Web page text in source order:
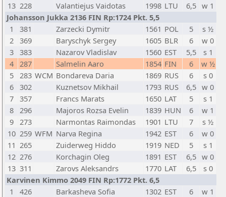
13 228 Valantiejus Vaidotas 1998 LTU 6,5 w 1
Johansson Jukka 2136 FIN Rp:1724 Pkt. 5,5
1
381 Zarzecki Dymitr 1561 POL 5
s ½
2 369 Baryschyk Sergey 1605 BLR 6
w 0
3 383 Nazarov Vladislav 1560 EST 5,5
s 1
4 287 Salmelin Aaro 1854 FIN 6
w ½
5 283 WCM Bondareva Daria 1869 RUS 6
s 0
6 302 Kuznetsov Mikhail 1793 RUS 6,5 w 0
7 357 Francs Marats 1650 LAT 5
s 1
8 296 Majoros Rozsa Evelin 1839 HUN 6
w 1
9 273 Narmontas Raimondas 1901 LTU 7
s ½
10 259 WFM Narva Regina 1942 EST 6
w 0
11 265 Zuiderweg Hiddo 1919 NED 5
s 1
12 276 Korchagin Oleg 1891 EST 6,5 w 0
13 311 Zarovs Aleksandrs 1770 LAT 6,5
s 0
Karvinen Kimmo 2049 FIN Rp:1772 Pkt. 6,5
1
426 Barkasheva Sofia 1302 EST 6
w 1